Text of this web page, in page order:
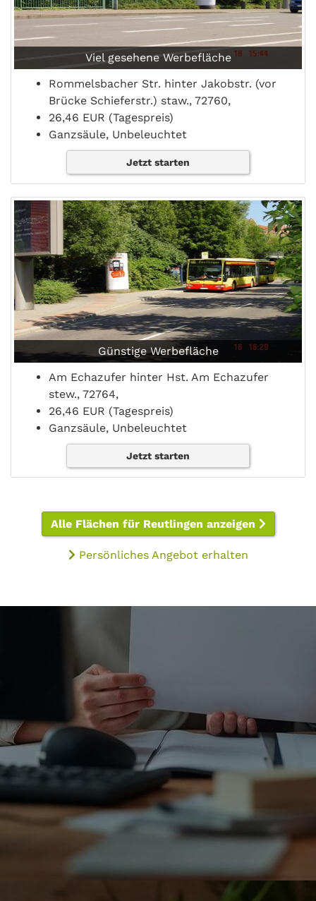
Viel gesehene Werbefläche
Rommelsbacher Str. hinter Jakobstr. (vor
Brücke Schieferstr.) staw., 72760,
26,46 EUR (Tagespreis)
Ganzsäule, Unbeleuchtet
Jetzt starten
Günstige Werbefläche
Am Echazufer hinter Hst. Am Echazufer
stew., 72764,
26,46 EUR (Tagespreis)
Ganzsäule, Unbeleuchtet
Jetzt starten
Alle Flächen für Reutlingen anzeigen
Persönliches Angebot erhalten